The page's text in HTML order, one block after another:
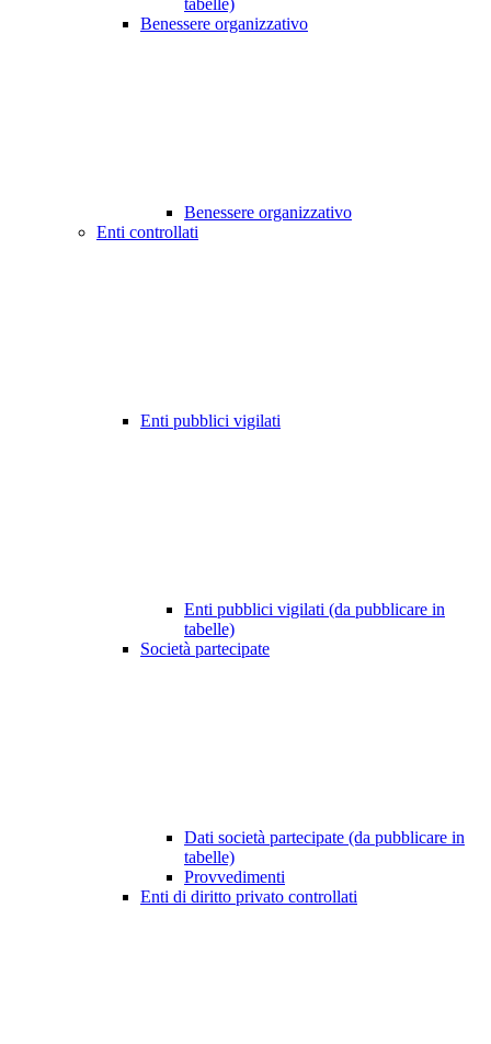
tabelle)
Benessere organizzativo
Benessere organizzativo
Enti controllati
Enti pubblici vigilati
Enti pubblici vigilati (da pubblicare in
tabelle)
Società partecipate
Dati società partecipate (da pubblicare in
tabelle)
Provvedimenti
Enti di diritto privato controllati